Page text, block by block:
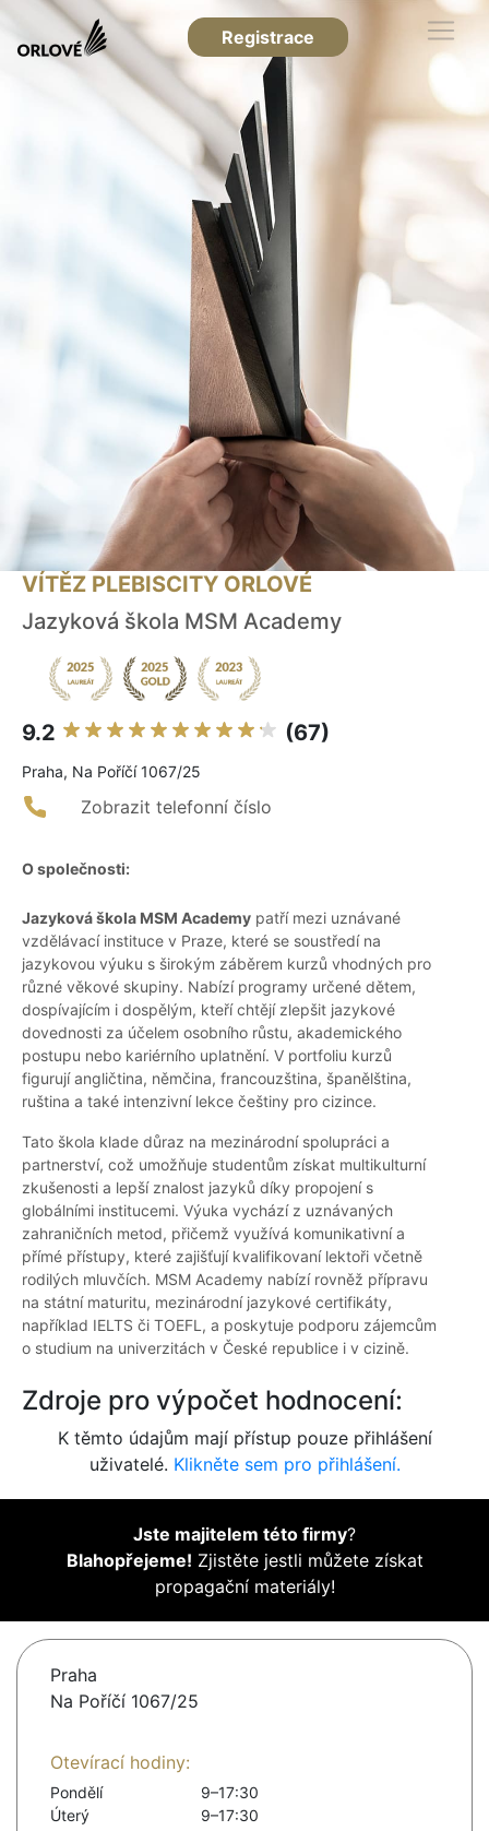
Registrace
VÍTĚZ PLEBISCITY ORLOVÉ
Jazyková škola MSM Academy
9.2 (67)
Praha, Na Poříčí 1067/25
Zobrazit telefonní číslo
O společnosti:
Jazyková škola MSM Academy patří mezi uznávané
vzdělávací instituce v Praze, které se soustředí na
jazykovou výuku s širokým záběrem kurzů vhodných pro
různé věkové skupiny. Nabízí programy určené dětem,
dospívajícím i dospělým, kteří chtějí zlepšit jazykové
dovednosti za účelem osobního růstu, akademického
postupu nebo kariérního uplatnění. V portfoliu kurzů
figurují angličtina, němčina, francouzština, španělština,
ruština a také intenzivní lekce češtiny pro cizince.
Tato škola klade důraz na mezinárodní spolupráci a
partnerství, což umožňuje studentům získat multikulturní
zkušenosti a lepší znalost jazyků díky propojení s
globálními institucemi. Výuka vychází z uznávaných
zahraničních metod, přičemž využívá komunikativní a
přímé přístupy, které zajišťují kvalifikovaní lektoři včetně
rodilých mluvčích. MSM Academy nabízí rovněž přípravu
na státní maturitu, mezinárodní jazykové certifikáty,
například IELTS či TOEFL, a poskytuje podporu zájemcům
o studium na univerzitách v České republice i v cizině.
Zdroje pro výpočet hodnocení:
K těmto údajům mají přístup pouze přihlášení
uživatelé. Klikněte sem pro přihlášení.
Jste majitelem této firmy?
Blahopřejeme! Zjistěte jestli můžete získat
propagační materiály!
Praha
Na Poříčí 1067/25
Otevírací hodiny:
Pondělí
9–17:30
Úterý
9–17:30